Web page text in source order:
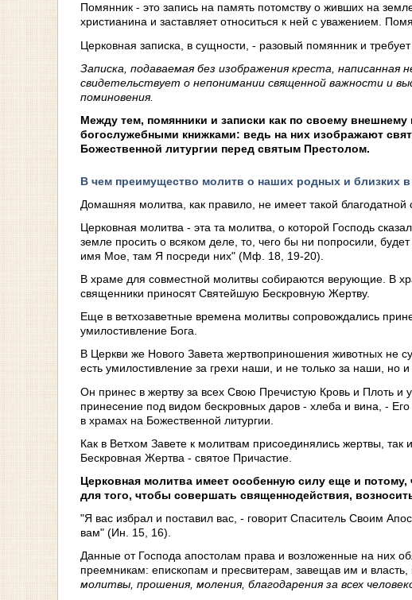
Помянник - это запись на память потомству о живших на
христианина и заставляет относиться к ней с уважением.
Церковная записка, в сущности, - разовый помянник и требует
Записка, подаваемая без изображения креста,
свидетельствует о непонимании священной важности и
поминовения.
Между тем, помянники и записки как по своему
богослужебными книжками: ведь на них изображают
Божественной литургии перед святым Престолом.
В чем преимущество молитв о наших родных и близких
Домашняя молитва, как правило, не имеет такой
Церковная молитва - эта та молитва, о которой Господь
земле просить о всяком деле, то, чего бы ни попросили,
имя Мое, там Я посреди них" (Мф. 18, 19-20).
В храме для совместной молитвы собираются верующие. В
священники приносят Святейшую Бескровную Жертву.
Еще в ветхозаветные времена молитвы сопровождались
умилостивление Бога.
В Церкви же Нового Завета жертвоприношения животных не
есть умилостивление за грехи наши, и не только за наши, но
Он принес в жертву за всех Свою Пречистую Кровь и Плоть
принесение под видом бескровных даров - хлеба и вина, -
в храмах на Божественной литургии.
Как в Ветхом Завете к молитвам присоединялись жертвы,
Бескровная Жертва - святое Причастие.
Церковная молитва имеет особенную силу еще и
для того, чтобы совершать священнодействия,
"Я вас избрал и поставил вас, - говорит Спаситель Своим
вам" (Ин. 15, 16).
Данные от Господа апостолам права и возложенные на них
преемникам: епископам и пресвитерам, завещав им и власть,
молитвы, прошения, моления, благодарения за всех